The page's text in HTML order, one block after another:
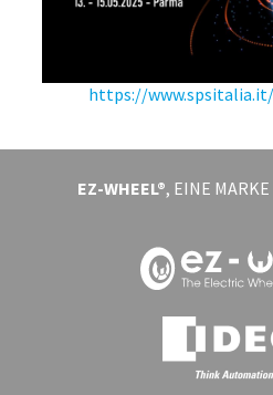
VERANSTALTUNGEN
ÜBER UNS
https://
EZ-WHEEL®, EINE